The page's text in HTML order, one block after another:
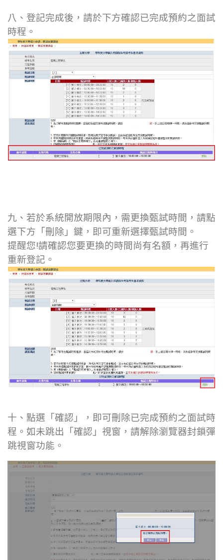
八、登記完成後，請於下方確認已完成預約之面試
時程。
九、若於系統開放期限內，需更換甄試時間，請點
選下方「刪除」鍵，即可重新選擇甄試時間。
提醒您!請確認您要更換的時間尚有名額，再進行
重新登記。
十、點選「確認」，即可刪除已完成預約之面試時
程。如未跳出「確認」視窗，請解除瀏覽器封鎖彈
跳視窗功能。